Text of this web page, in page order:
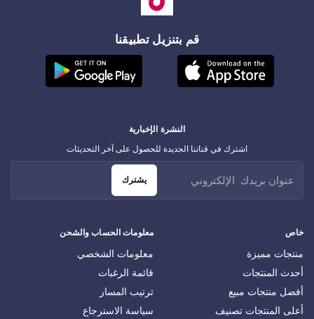
قم بتنزيل تطبيقنا
خاص
منتجات مميزة
أحدث المنتجات
أفضل منتجات مبيع
أعلى المنتجات تصنيف
معلومات الحساب والشحن
معلومات الشخصي
قائمة الرغبات
ترتيب المسار
سياسة الاسترجاع
النشرة الإخبارية
اشترك في قناتنا الجديدة للحصول على آخر التحديثات
يشترك